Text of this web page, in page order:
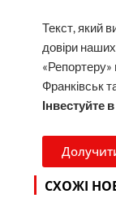
Текст, який
довіри
«Репортеру»
Франківськ
Інвестуйте
СХОЖІ